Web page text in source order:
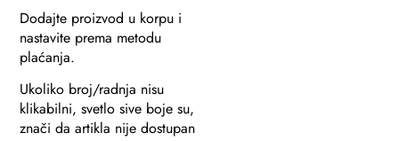
Dodajte proizvod u korpu i
nastavite prema metodu
plaćanja.
Ukoliko broj/radnja nisu
klikabilni, svetlo sive boje su,
znači da artikla nije dostupan